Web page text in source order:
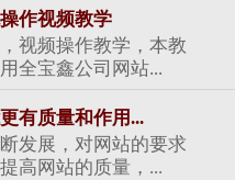
作视频教学
视频操作教学，本教
全宝鑫公司网站...
有质量和作用...
发展，对网站的要求
高网站的质量，...